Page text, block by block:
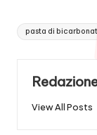
Tags:
pasta di
View All Posts